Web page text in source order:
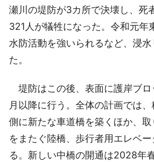
瀬川の堤防が3カ所で決壊し、死
321人が犠牲になった。令和元年
水防活動を強いられるなど、浸
た。
堤防はこの後、表面に護岸ブロ
月以降に行う。全体の計画では
側に新たな車道橋を築くほか、
をまたぐ陸橋、歩行者用エレベ
る。新しい中橋の開通は2028年